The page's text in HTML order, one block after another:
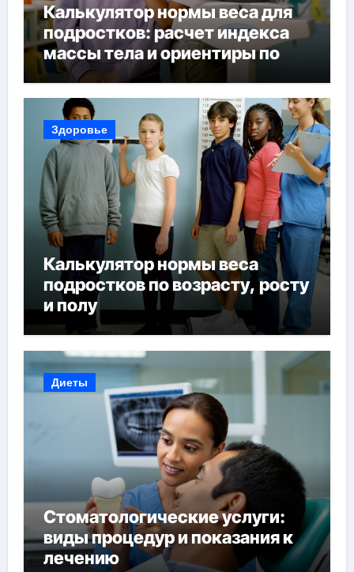
Калькулятор нормы веса для
подростков: расчет индекса
массы тела и ориентиры по
возрасту, росту и полу
Здоровье
Калькулятор нормы веса
подростков по возрасту, росту
и полу
Диеты
Стоматологические услуги:
виды процедур и показания к
лечению